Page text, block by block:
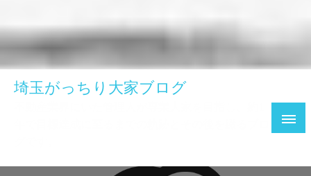
埼玉がっちり大家ブログ